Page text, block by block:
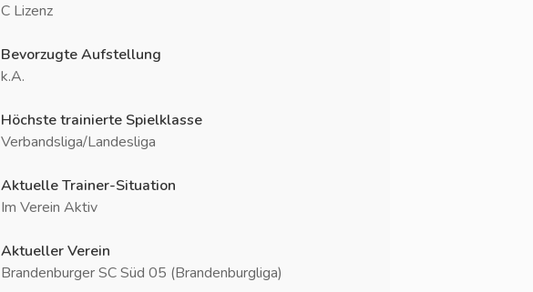
C Lizenz
Bevorzugte Aufstellung
k.A.
Höchste trainierte Spielklasse
Verbandsliga/Landesliga
Aktuelle Trainer-Situation
Im Verein Aktiv
Aktueller Verein
Brandenburger SC Süd 05 (Brandenburgliga)